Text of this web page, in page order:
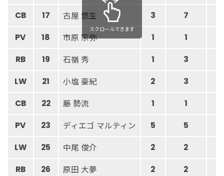
CB 17 古屋 悠生 3 7
PV 18 市原 宗弥 1 1
RB 19 石嶺 秀 1 3
LW 21 小塩 豪紀 2 3
CB 22 藤 勢流 1 1
PV 23 ディエゴ マルティン 5 5
LW 25 中尾 俊介 2 2
RB 26 原田 大夢 2 2
スクロールできます